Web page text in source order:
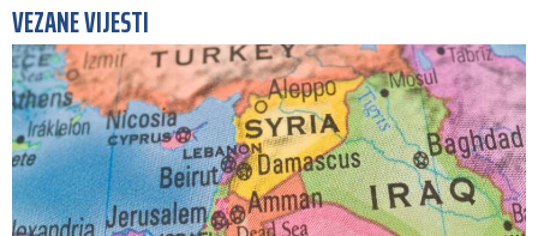
VEZANE VIJESTI